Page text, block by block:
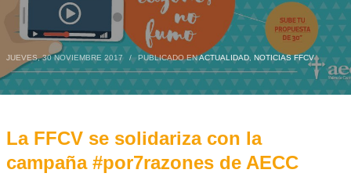
JUEVES, 30 NOVIEMBRE 2017 / PUBLICADO ENACTUALIDAD, NOTICIAS FFCV
La FFCV se solidariza con la
campaña #por7razones de AECC